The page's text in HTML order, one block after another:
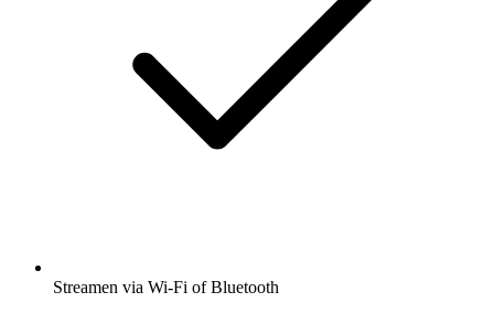
Streamen via Wi-Fi of Bluetooth